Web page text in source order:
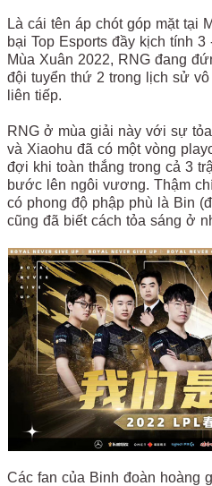
Là cái tên áp chót góp mặt tại
bại Top Esports đầy kịch tính
Mùa Xuân 2022, RNG đang
đội tuyển thứ 2 trong lịch sử
liên tiếp.
RNG ở mùa giải này với sự
và Xiaohu đã có một vòng
đợi khi toàn thắng trong cả 3
bước lên ngôi vương. Thậm
có phong độ phập phù là Bin
cũng đã biết cách tỏa sáng ở
Các fan của Binh đoàn hoàng